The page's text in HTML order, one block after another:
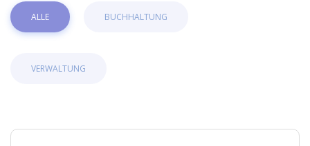
ALLE BUCHHALTUNG
VERWALTUNG